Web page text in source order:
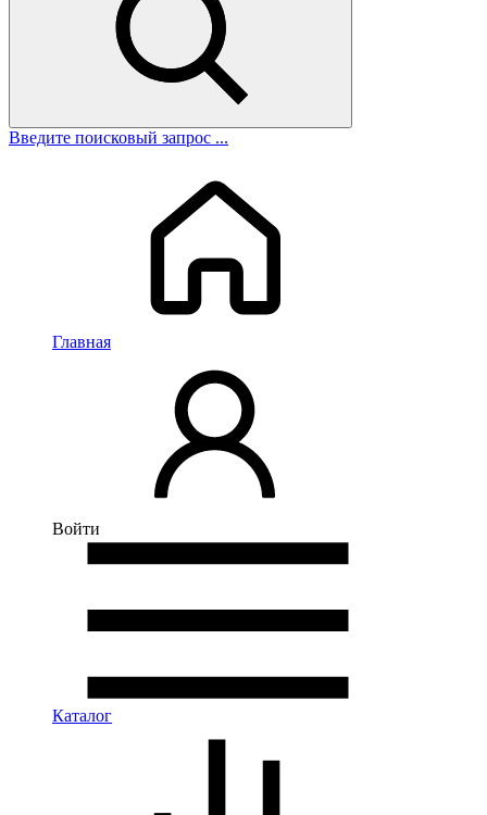
Введите поисковый запрос ...
Главная
Войти
Каталог